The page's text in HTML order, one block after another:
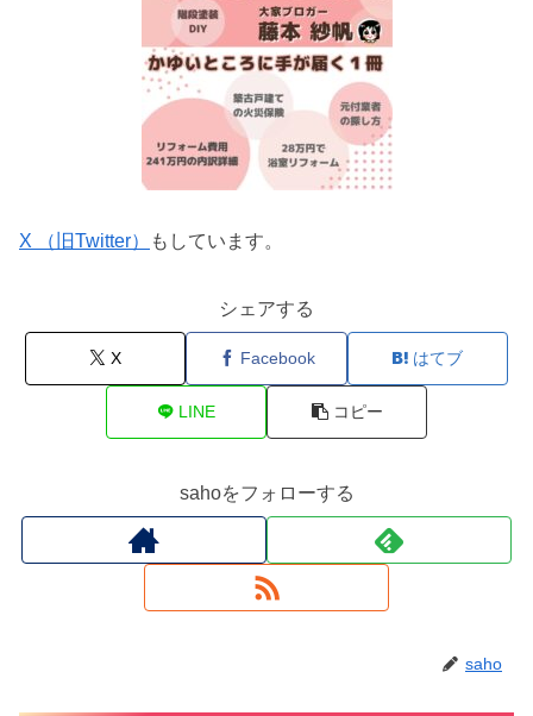
X （旧Twitter） もしています。
シェアする
X Facebook はてブ
LINE コピー
sahoをフォローする
saho